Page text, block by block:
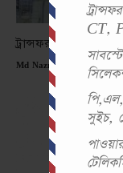
CT,
সুইচ,
ট্রান্সফরমারের বিভিন্ন
Md Nazmul Islam -